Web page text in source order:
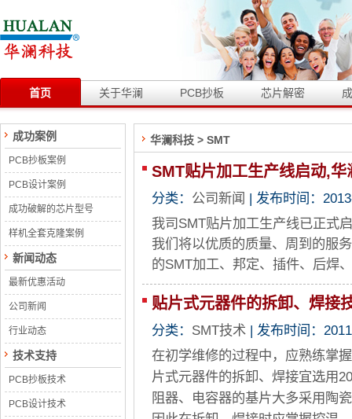
首页 关于华澜 PCB抄板 芯片解密
成功案例
PCB抄板案例
PCB设计案例
成功破解的芯片型号
样机全套克隆案例
新闻动态
最新优惠活动
公司新闻
行业动态
技术支持
PCB抄板技术
PCB设计技术
华澜科技 > SMT
SMT贴片加工生产线启动,
分类： 公司新闻 | 发布时间：
我司SMT贴片加工生产线已正式
我们将以优质的质量、周到的服
的SMT加工、邦定、插件、后焊
贴片式元器件的拆卸、焊接
分类： SMT技术 | 发布时间：
在初学维修的过程中，应熟练掌
片式元器件的拆卸、焊接宜选用
阻器、电容器的基片大多采用陶